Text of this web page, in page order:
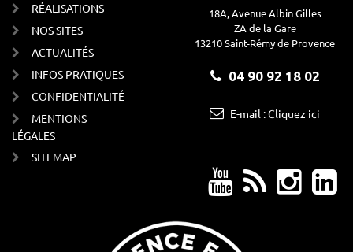
RÉALISATIONS
NOS SITES
ACTUALITÉS
INFOS PRATIQUES
CONFIDENTIALITÉ
MENTIONS
LÉGALES
SITEMAP
18A, Avenue Albin Gilles
ZA de la Gare
13210 Saint-Rémy de Provence
04 90 92 18 02
E-mail : Cliquez ici